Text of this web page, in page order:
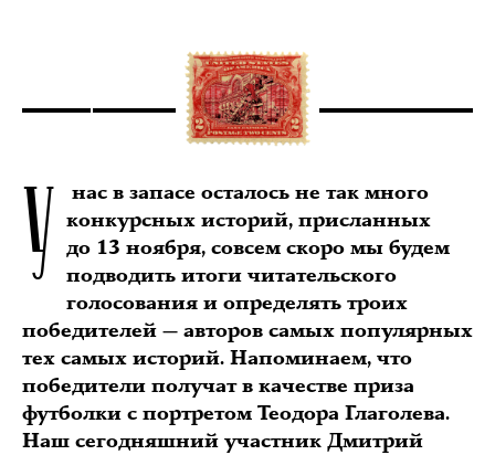
У
нас в запасе осталось не так много
конкурсных историй, присланных
до 13 ноября, совсем скоро мы будем
подводить итоги читательского
голосования и определять троих
победителей — авторов самых популярных
тех самых историй. Напоминаем, что
победители получат в качестве приза
футболки с портретом Теодора Глаголева.
Наш сегодняшний участник Дмитрий